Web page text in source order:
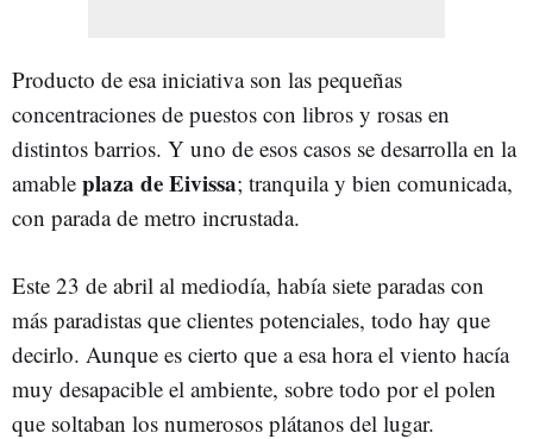
Producto de esa iniciativa son las pequeñas
concentraciones de puestos con libros y rosas en
distintos barrios. Y uno de esos casos se desarrolla en la
amable plaza de Eivissa; tranquila y bien comunicada,
con parada de metro incrustada.
Este 23 de abril al mediodía, había siete paradas con
más paradistas que clientes potenciales, todo hay que
decirlo. Aunque es cierto que a esa hora el viento hacía
muy desapacible el ambiente, sobre todo por el polen
que soltaban los numerosos plátanos del lugar.